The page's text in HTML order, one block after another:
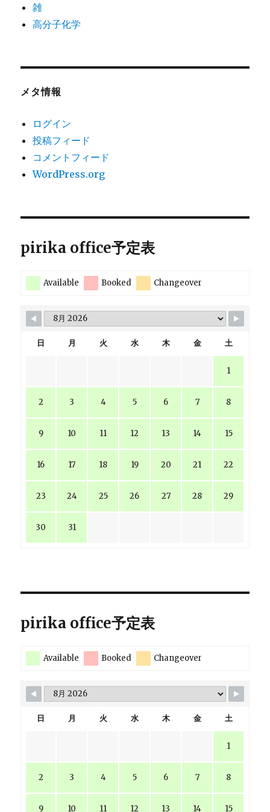
雑
高分子化学
メタ情報
ログイン
投稿フィード
コメントフィード
WordPress.org
pirika office予定表
Available Booked Changeover
日 月 火 水 木 金 土
1
2 3 4 5 6 7 8
9 10 11 12 13 14 15
16 17 18 19 20 21 22
23 24 25 26 27 28 29
30 31
pirika office予定表
Available Booked Changeover
日 月 火 水 木 金 土
1
2 3 4 5 6 7 8
9 10 11 12 13 14 15